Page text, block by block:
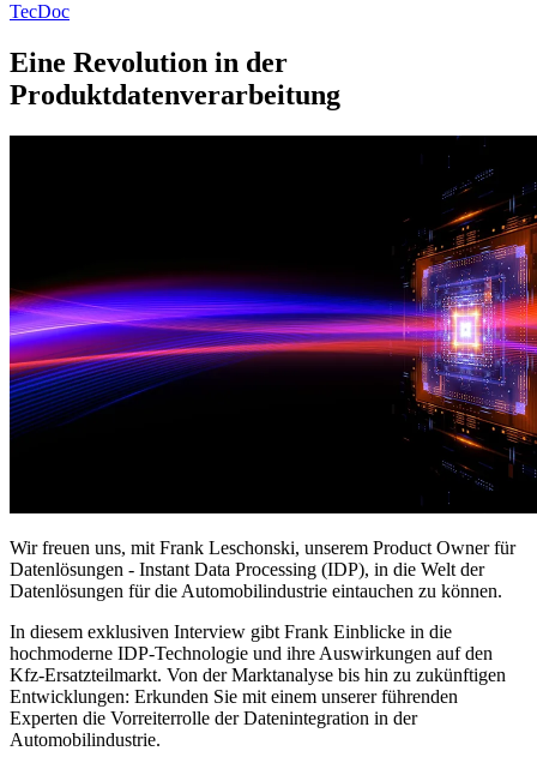
TecDoc
Eine Revolution in der
Produktdatenverarbeitung
Wir freuen uns, mit Frank Leschonski, unserem Product Owner für
Datenlösungen - Instant Data Processing (IDP), in die Welt der
Datenlösungen für die Automobilindustrie eintauchen zu können.
In diesem exklusiven Interview gibt Frank Einblicke in die
hochmoderne IDP-Technologie und ihre Auswirkungen auf den
Kfz-Ersatzteilmarkt. Von der Marktanalyse bis hin zu zukünftigen
Entwicklungen: Erkunden Sie mit einem unserer führenden
Experten die Vorreiterrolle der Datenintegration in der
Automobilindustrie.